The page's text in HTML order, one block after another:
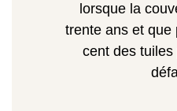
lorsque la
trente ans et que
cent des